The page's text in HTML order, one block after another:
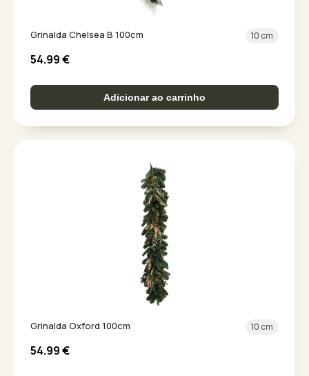
Grinalda Chelsea B 100cm 10 cm
54.99€
Adicionar ao carrinho
Grinalda Oxford 100cm 10 cm
54.99€